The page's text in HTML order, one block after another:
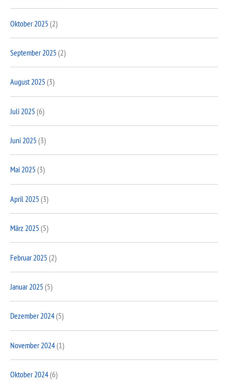
Oktober 2025 (2)
September 2025 (2)
August 2025 (3)
Juli 2025 (6)
Juni 2025 (3)
Mai 2025 (3)
April 2025 (3)
März 2025 (5)
Februar 2025 (2)
Januar 2025 (5)
Dezember 2024(5)
November 2024(1)
Oktober 2024(6)